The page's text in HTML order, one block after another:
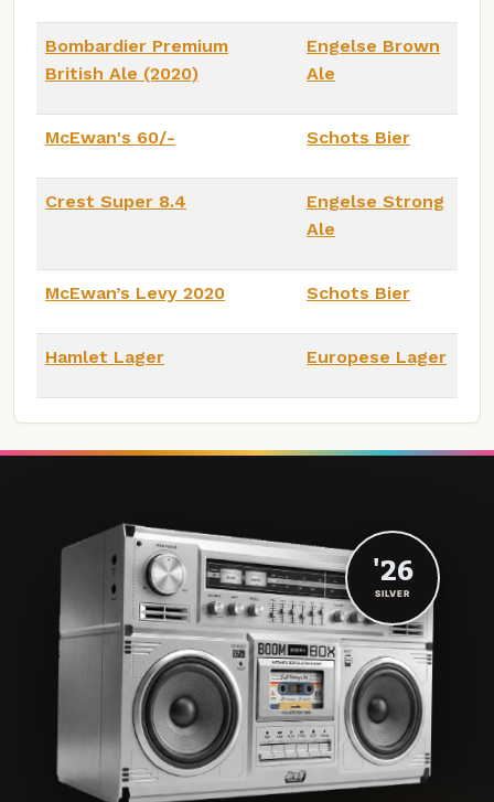
Bombardier Premium
British Ale (2020)
Engelse Brown
Ale
McEwan's 60/- Schots Bier
Crest Super 8.4
Engelse Strong
Ale
McEwan’s Levy 2020 Schots Bier
Hamlet Lager Europese Lager
'26
SILVER